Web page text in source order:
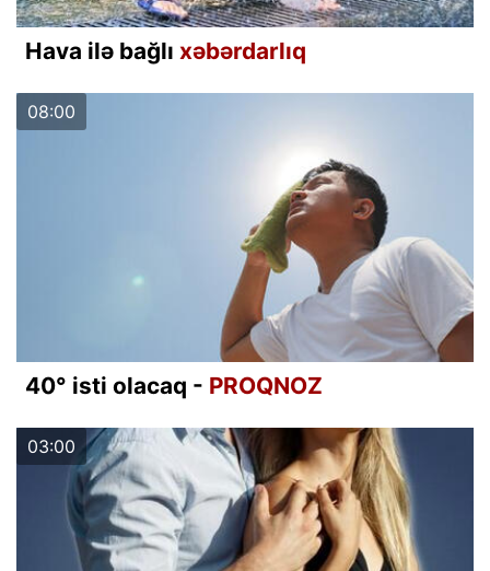
Hava ilə bağlı xəbərdarlıq
08:00
40° isti olacaq - PROQNOZ
03:00